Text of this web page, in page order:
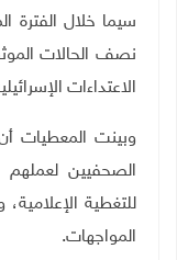
نصف الحالات
الاعتداءات
وبينت المعطيات
الصحفيين لعملهم
للتغطية
المواجهات.